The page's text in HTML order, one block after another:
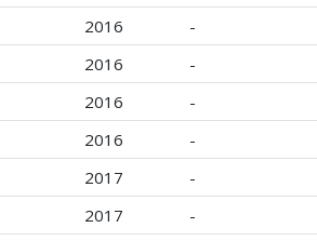
2016 -
2016 -
2016 -
2016 -
2017 -
2017 -